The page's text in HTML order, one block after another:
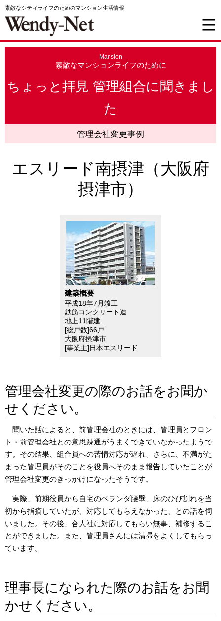
素敵なシティライフのためのマンション生活情報
Mansion
素敵なマンションライフのために
ちょっと拝見 管理組合に聞きまし
た
管理会社変更事例
エスリード南摂津（大阪府
摂津市）
建築概要
平成18年7月竣工
鉄筋コンクリート造
地上11階建
[総戸数]66戸
大阪府摂津市
[事業主]日本エスリード
管理会社変更の際のお話をお聞か
せください。
聞いた話によると、前管理会社のときには、管理員とフロン
ト・前管理会社との意思疎通がうまくできていなかったようで
す。その結果、組合員への苦情対応が遅れ、さらに、不満がた
まった管理員がそのことを役員へそのまま報告していたことが
管理会社変更のきっかけになったそうです。
実際、前期役員から自宅のベランダ腰壁、床のひび割れを当
初から指摘していたが、対応してもらえなかった、との話を伺
いました。その後、合人社に対応してもらい無事、補修するこ
とができました。また、管理員さんには清掃をよくしてもらっ
ています。
理事長になられた際のお話をお聞
かせください。